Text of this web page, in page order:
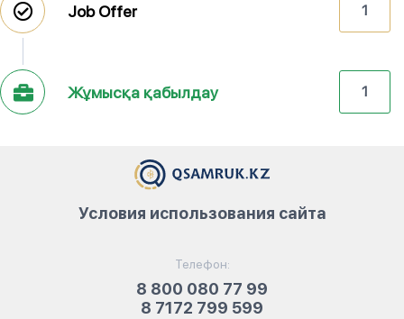
Job Offer 1
Жұмысқа қабылдау 1
Телефон:
8 800 080 77 99
8 7172 799 599
Условия использования сайта